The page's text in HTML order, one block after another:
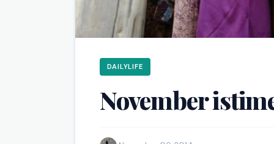
DAILYLIFE
November